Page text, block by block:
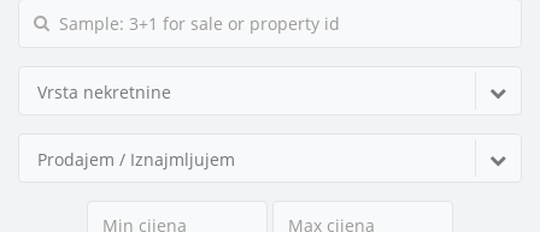
Vrsta nekretnine
Prodajem / Iznajmljujem